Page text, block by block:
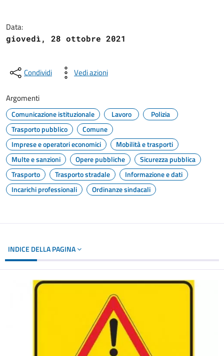
Data:
giovedì, 28 ottobre 2021
Condividi Vedi azioni
Argomenti
Comunicazione istituzionale Lavoro
Polizia
Trasporto pubblico
Comune
Imprese e operatori economici
Mobilità e trasporti
Multe e sanzioni
Opere pubbliche
Sicurezza pubblica
Trasporto
Trasporto stradale
Informazione e dati
Incarichi professionali
Ordinanze sindacali
INDICE DELLA PAGINA